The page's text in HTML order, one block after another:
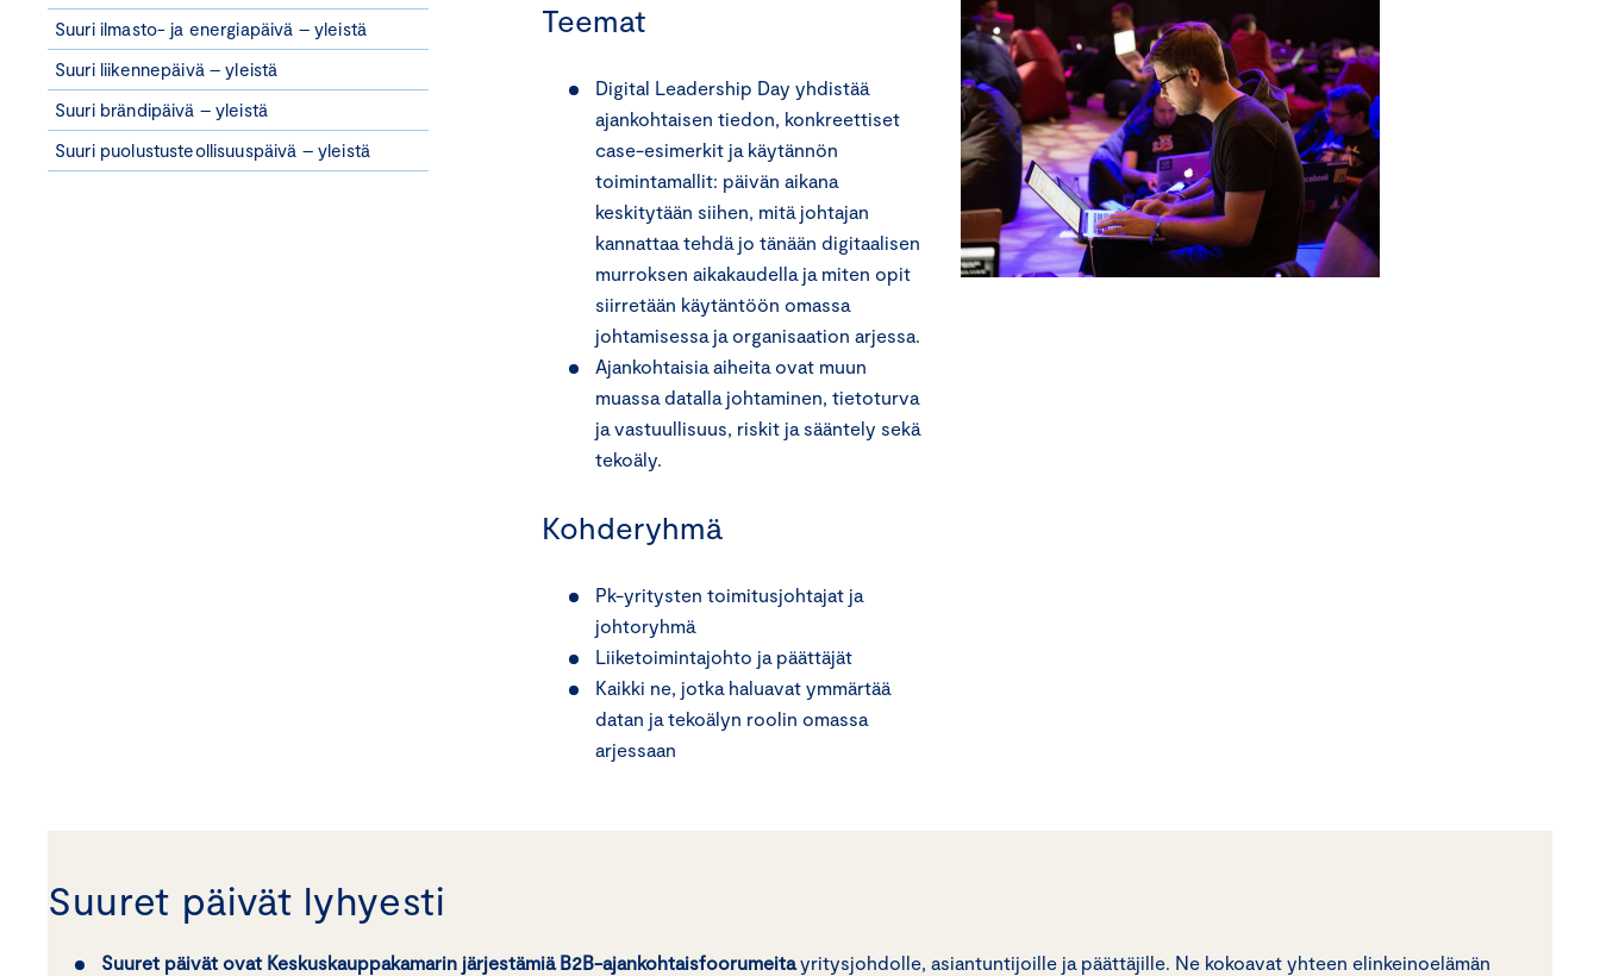
Suuri ilmasto- ja energiapäivä – yleistä
Suuri liikennepäivä – yleistä
Suuri brändipäivä – yleistä
Suuri puolustusteollisuuspäivä – yleistä
Teemat
Digital Leadership Day yhdistää
ajankohtaisen tiedon, konkreettiset
case-esimerkit ja käytännön
toimintamallit: päivän aikana
keskitytään siihen, mitä johtajan
kannattaa tehdä jo tänään digitaalisen
murroksen aikakaudella ja miten opit
siirretään käytäntöön omassa
johtamisessa ja organisaation arjessa.
Ajankohtaisia aiheita ovat muun
muassa datalla johtaminen, tietoturva
ja vastuullisuus, riskit ja sääntely sekä
tekoäly.
Kohderyhmä
Pk-yritysten toimitusjohtajat ja
johtoryhmä
Liiketoimintajohto ja päättäjät
Kaikki ne, jotka haluavat ymmärtää
datan ja tekoälyn roolin omassa
arjessaan
Suuret päivät lyhyesti
Suuret päivät ovat Keskuskauppakamarin järjestämiä B2B-ajankohtaisfoorumeitayritysjohdolle, asiantuntijoille ja päättäjille. Ne kokoavat yhteen elinkeinoelämän